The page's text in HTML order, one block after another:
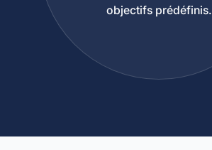
objectifs prédéfinis.